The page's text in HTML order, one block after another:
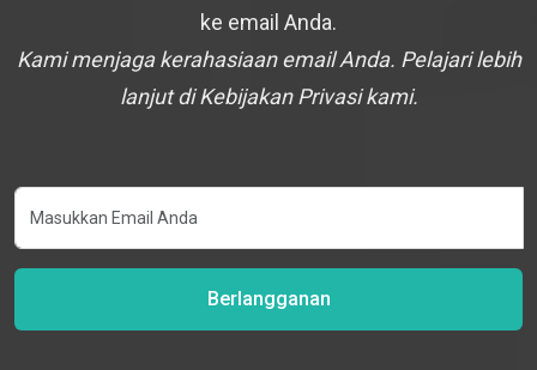
ke email Anda.
Kami menjaga kerahasiaan email Anda. Pelajari lebih
lanjut di Kebijakan Privasi kami.
Berlangganan